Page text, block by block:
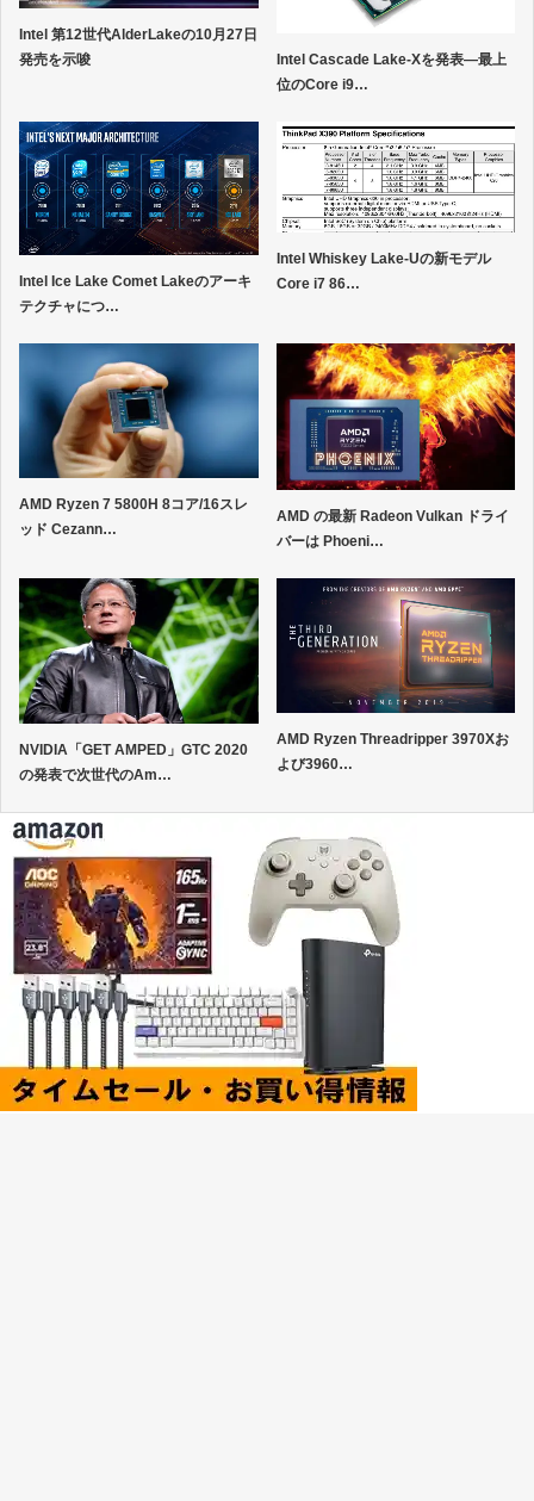
Intel 第12世代AlderLakeの10月27日
発売を示唆
Intel Cascade Lake-Xを発表―最上
位のCore i9…
Intel Ice Lake Comet Lakeのアーキ
テクチャにつ…
Intel Whiskey Lake-Uの新モデル
Core i7 86…
AMD Ryzen 7 5800H 8コア/16スレ
ッド Cezann…
AMD の最新 Radeon Vulkan ドライ
バーは Phoeni…
NVIDIA「GET AMPED」GTC 2020
の発表で次世代のAm…
AMD Ryzen Threadripper 3970Xお
よび3960…